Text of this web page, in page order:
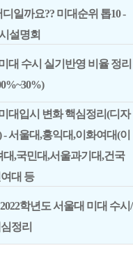
디일까요?? 미대순위 톱10 -
설명회
대 수시 실기반영 비율 정리
대입시 변화 핵심정리(디자
- 서울대,홍익대,이화여대(이
대,국민대,서울과기대,건국
대 등
2022학년도 서울대 미대 수시/
정리